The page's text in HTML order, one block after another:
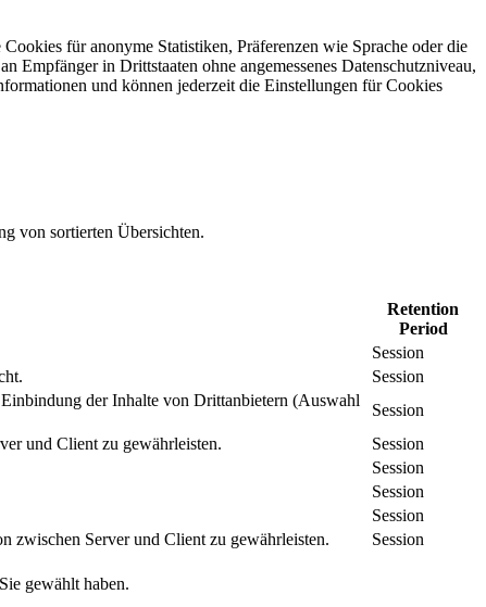
für anonyme Statistiken, Präferenzen wie Sprache oder die
in Drittstaaten ohne angemessenes Daten­schutz­niveau,
und können jederzeit die Einstellungen für Cookies
von sortierten Übersichten.
Retention
Period
Session
Session
der Inhalte von Drittanbietern (Auswahl
Session
und Client zu gewährleisten.
Session
Session
Session
Session
zwischen Server und Client zu gewährleisten.
Session
gewählt haben.